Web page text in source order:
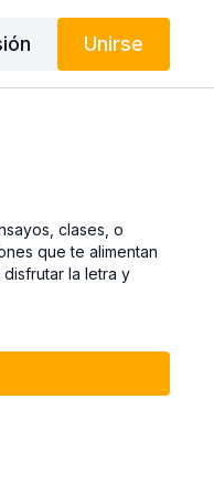
Unirse
que te alimentan
la letra y